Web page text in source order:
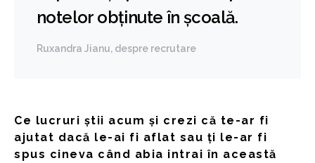
notelor obținute în școală.
Ruxandra Jianu, despre recrutare
Ce lucruri știi acum și crezi că te-ar fi
ajutat dacă le-ai fi aflat sau ți le-ar fi
spus cineva când abia intrai în această